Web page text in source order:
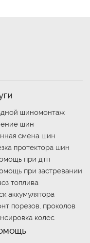
шиномонтаж
шин
смена шин
протектора шин
при дтп
при застревании
топлива
аккумулятора
порезов, проколов
колес